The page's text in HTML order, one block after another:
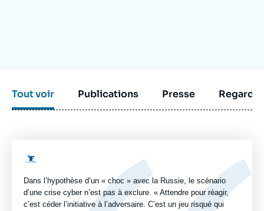
Tout voir Publications Presse
Logo
Dans l’hypothèse d’un « choc » avec la Russie, le scénario
d’une crise cyber n’est pas à exclure. « Attendre pour réagir,
c’est céder l’initiative à l’adversaire. C’est un jeu risqué qui